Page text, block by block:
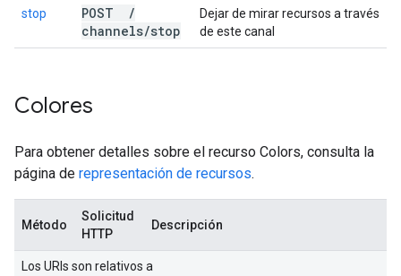
stop POST
/
channels/stop
Dejar de mirar recursos a través
de este canal
Colores
Para obtener detalles sobre el recurso Colors, consulta la
página de representación de recursos.
Método
Solicitud
HTTP
Descripción
Los URIs son relativos a